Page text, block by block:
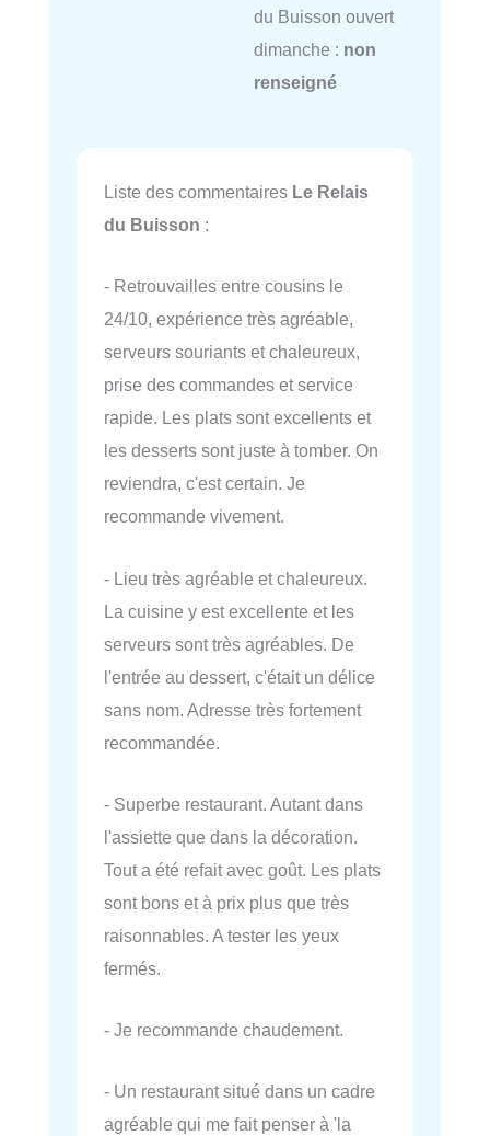
du Buisson ouvert
dimanche : non
renseigné
Liste des commentaires Le Relais
du Buisson :
- Retrouvailles entre cousins le
24/10, expérience très agréable,
serveurs souriants et chaleureux,
prise des commandes et service
rapide. Les plats sont excellents et
les desserts sont juste à tomber. On
reviendra, c'est certain. Je
recommande vivement.
- Lieu très agréable et chaleureux.
La cuisine y est excellente et les
serveurs sont très agréables. De
l'entrée au dessert, c'était un délice
sans nom. Adresse très fortement
recommandée.
- Superbe restaurant. Autant dans
l'assiette que dans la décoration.
Tout a été refait avec goût. Les plats
sont bons et à prix plus que très
raisonnables. A tester les yeux
fermés.
- Je recommande chaudement.
- Un restaurant situé dans un cadre
agréable qui me fait penser à 'la